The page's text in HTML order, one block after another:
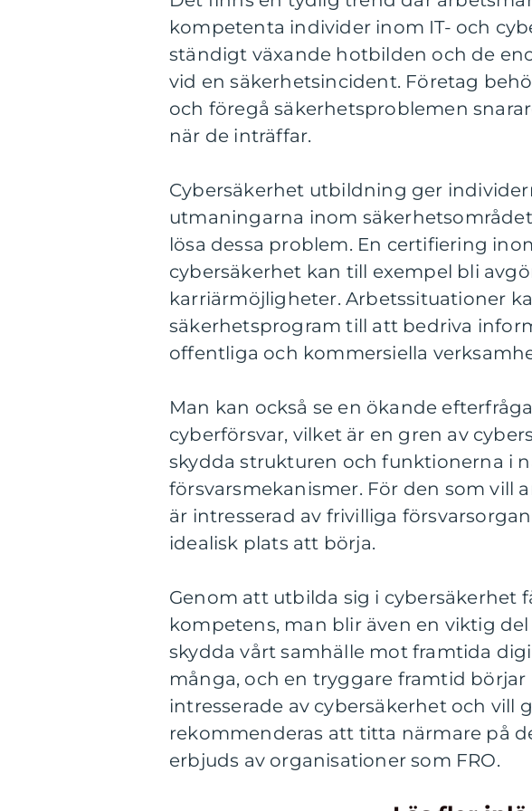
kompetenta individer inom IT- och
ständigt växande hotbilden och de
vid en säkerhetsincident. Företag
och föregå säkerhetsproblemen
när de inträffar.
Cybersäkerhet utbildning ger
utmaningarna inom
lösa dessa problem. En certifiering
cybersäkerhet kan till exempel bli
karriärmöjligheter. Arbetssituationer
säkerhetsprogram till att bedriva
offentliga och kommersiella
Man kan också se en ökande
cyberförsvar, vilket är en gren av
skydda strukturen och funktionerna i
försvarsmekanismer. För den som vill
är intresserad av frivilliga
idealisk plats att börja.
Genom att utbilda sig i cybersäkerhet
kompetens, man blir även en viktig
skydda vårt samhälle mot framtida
många, och en tryggare framtid
intresserade av cybersäkerhet och vill
rekommenderas att titta närmare på
erbjuds av organisationer som FRO.